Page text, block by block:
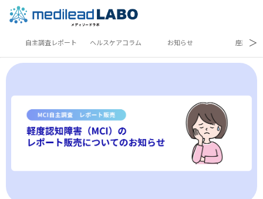
自主調査レポート ヘルスケアコラム お知らせ 座談会
＞